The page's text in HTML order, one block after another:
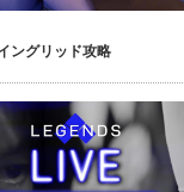
ングリッド攻略